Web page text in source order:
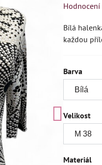
Hodnocení
Bílá
každou
Barva
Velikost
Materiál